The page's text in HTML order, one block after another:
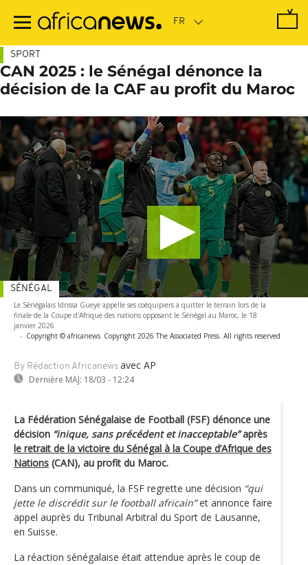
contenu
SPORT
CAN 2025 : le Sénégal dénonce la
décision de la CAF au profit du Maroc
Le Sénégalais Idrissa Gueye appelle ses coéquipiers à quitter le terrain lors de la
finale de la Coupe d'Afrique des nations opposant le Sénégal au Maroc, le 18
janvier 2026
- Copyright © africanews Copyright 2026 The Associated Press. All rights reserved
By Rédaction Africanews avec AP
Dernière MAJ: 18/03 - 12:24
SÉNÉGAL
La Fédération Sénégalaise de Football (FSF) dénonce une
décision “inique, sans précédent et inacceptable”après
le retrait de la victoire du Sénégal à la Coupe d’Afrique des
Nations (CAN), au profit du Maroc.
Dans un communiqué, la FSF regrette une décision “qui
jette le discrédit sur le football africain”et annonce faire
appel auprès du Tribunal Arbitral du Sport de Lausanne,
en Suisse.
La réaction sénégalaise était attendue après le coup de